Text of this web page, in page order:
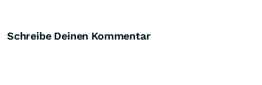
Schreibe Deinen Kommentar